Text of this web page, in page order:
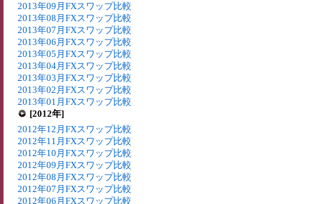
2013年09月FXスワップ比較
2013年08月FXスワップ比較
2013年07月FXスワップ比較
2013年06月FXスワップ比較
2013年05月FXスワップ比較
2013年04月FXスワップ比較
2013年03月FXスワップ比較
2013年02月FXスワップ比較
2013年01月FXスワップ比較
[2012年]
2012年12月FXスワップ比較
2012年11月FXスワップ比較
2012年10月FXスワップ比較
2012年09月FXスワップ比較
2012年08月FXスワップ比較
2012年07月FXスワップ比較
2012年06月FXスワップ比較